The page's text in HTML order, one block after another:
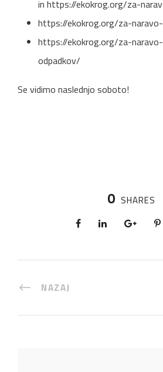
in https://ekokrog.org/za-
https://ekokrog.org/za-
https://ekokrog.org/za-
odpadkov/
Se vidimo naslednjo soboto!
0 SHARES
NAZAJ